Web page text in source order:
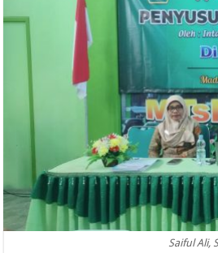
Saiful Ali,